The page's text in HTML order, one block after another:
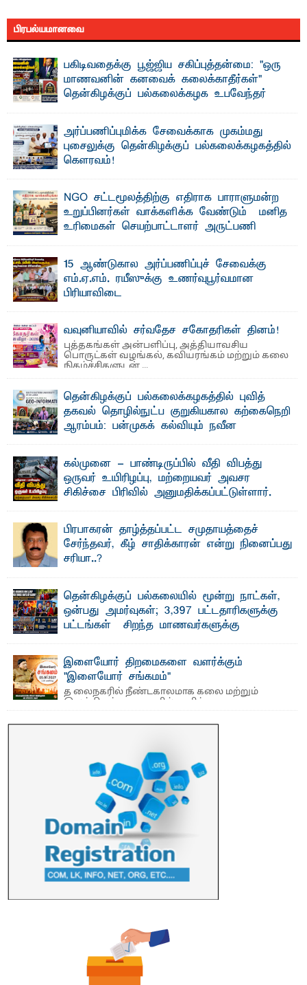
பிரபல்யமானவை
பகிடிவதைக்கு பூஜ்ஜிய சகிப்புத்தன்மை: "ஒரு
மாணவனின் கனவைக் கலைக்காதீர்கள்" –
தென்கிழக்குப் பல்கலைக்கழக உபவேந்தர்
"ஒ ரு மாணவனின் அல்லது மாணவியின் கனவு என்னால்
கலைக்கப்படாது" என்ற உறுதியை ஒவ்வொரு மாணவரும் ...
அர்ப்பணிப்புமிக்க சேவைக்காக முகம்மது
புசைலுக்கு தென்கிழக்குப் பல்கலைக்கழகத்தில்
கௌரவம்!
NGO சட்டமூலத்திற்கு எதிராக பாராளுமன்ற
உறுப்பினர்கள் வாக்களிக்க வேண்டும் – மனித
உரிமைகள் செயற்பாட்டாளர் அருட்பணி
ஜே. எப். காமிலா பேகம்- இ லங்கை அரசாங்கம் அரசுசாரா
அமைப்புகள் (NGO) தொடர்பான புதிய சட்டமூலத்தை ...
15 ஆண்டுகால அர்ப்பணிப்புச் சேவைக்கு
எம்.ஏ.எம். ரயீஸுக்கு உணர்வுபூர்வமான
பிரியாவிடை
வவுனியாவில் சர்வதேச சகோதரிகள் தினம்!
புத்தகங்கள் அன்பளிப்பு, அத்தியாவசிய
பொருட்கள் வழங்கல், கவியரங்கம் மற்றும் கலை
நிகழ்ச்சிகளுடன் ...
தென்கிழக்குப் பல்கலைக்கழகத்தில் புவித்
தகவல் தொழில்நுட்ப குறுகியகால கற்கைநெறி
ஆரம்பம்: பன்முகக் கல்வியும் நவீன
தொழில்நுட்பமும் காலத்தின் தேவை – பீடாதிபதி
பேராசிரியர் எம். எம். பாஸில்
தெ ன்கிழக்குப் பல்கலைக்கழகத்தின் கலை மற்றும் கலாசார
பீடத்தின் புவியியல் துறையினால் ...
கல்முனை - பாண்டிருப்பில் வீதி விபத்து
ஒருவர் உயிரிழப்பு, மற்றையவர் அவசர
சிகிச்சை பிரிவில் அனுமதிக்கப்பட்டுள்ளார்.
பாண்டிருப்பு ...பிரபாகரன் தாழ்த்தப்பட்ட சமுதாயத்தைச்
சேர்ந்தவர், கீழ் சாதிக்காரன் என்று நினைப்பது
சரியா..?
தென்கிழக்குப் பல்கலையில் மூன்று நாட்கள்,
ஒன்பது அமர்வுகள்; 3,397 பட்டதாரிகளுக்கு
பட்டங்கள் – சிறந்த மாணவர்களுக்கு
மற்றும் சிறப்புப் பரிசுகள்
எம்.வை. அமீர்- ஒ லுவிலில் அமைந்துள்ள தென்கிழக்குப்
பல்கலைக்கழகத்தின் 18ஆவது பொதுப் பட்டமளிப்பு விழா ...
இளையோர் திறமைகளை வளர்க்கும்
"இளையோர் சங்கமம்"
த லைநகரில் நீண்டகாலமாக கலை மற்றும்
இலக்கியத் துறைகளில் தனித்துவமான
பணிகளை முன்னெடுத்து வரும் புதிய ...